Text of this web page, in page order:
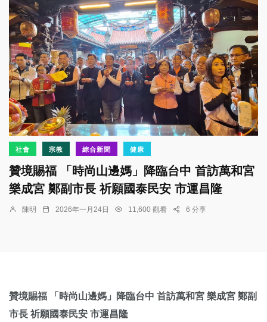
社會 宗教 綜合新聞 健康
贊境賜福 「時尚山邊媽」降臨台中 首訪萬和宮
樂成宮 鄭副市長 祈願國泰民安 市運昌隆
陳明 2026年一月24日 11,600 觀看 6 分享
贊境賜福
「時尚山邊媽」降臨台中 首訪萬和宮 樂成宮 鄭副
市長 祈願國泰民安 市運昌隆